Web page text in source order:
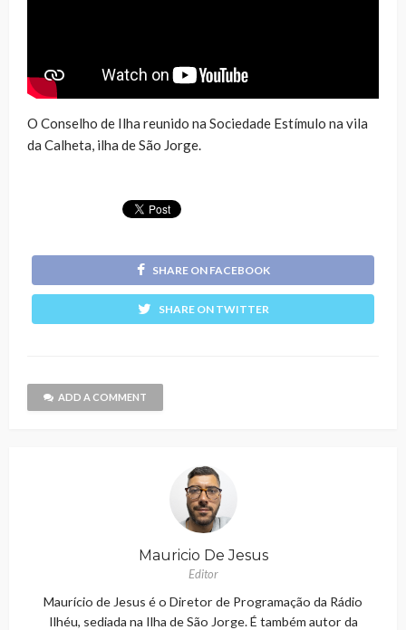
O Conselho de Ilha reunido na Sociedade Estímulo na vila
da Calheta, ilha de São Jorge.
SHARE ON FACEBOOK
SHARE ON TWITTER
ADD A COMMENT
Mauricio De Jesus
Editor
Maurício de Jesus é o Diretor de Programação da Rádio
Ilhéu, sediada na Ilha de São Jorge. É também autor da